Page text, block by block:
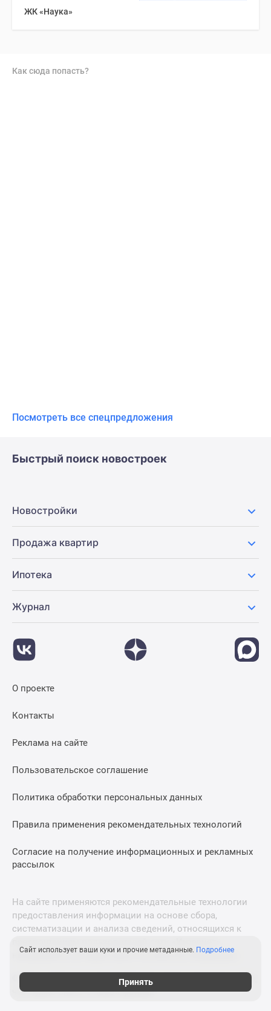
ЖК «Наука»
Как сюда попасть?
Посмотреть все спецпредложения
Быстрый поиск новостроек
Новостройки
Продажа квартир
Ипотека
Журнал
О проекте
Контакты
Реклама на сайте
Пользовательское соглашение
Политика обработки персональных данных
Правила применения рекомендательных технологий
Согласие на получение информационных и рекламных
рассылок
На сайте применяются рекомендательные технологии
предоставления информации на основе сбора,
систематизации и анализа сведений, относящихся к
находящихся на территории Российской Федерации.
© 2011—2026 Новострой-СПб. Все права защищены. Всё,
что нужно знать о новостройках
Сайт использует ваши куки и прочие метаданные. Подробнее
Принять